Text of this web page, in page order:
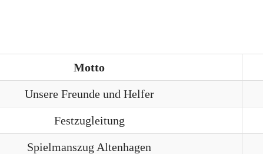
Motto
Unsere Freunde und Helfer
Festzugleitung
Spielmanszug Altenhagen